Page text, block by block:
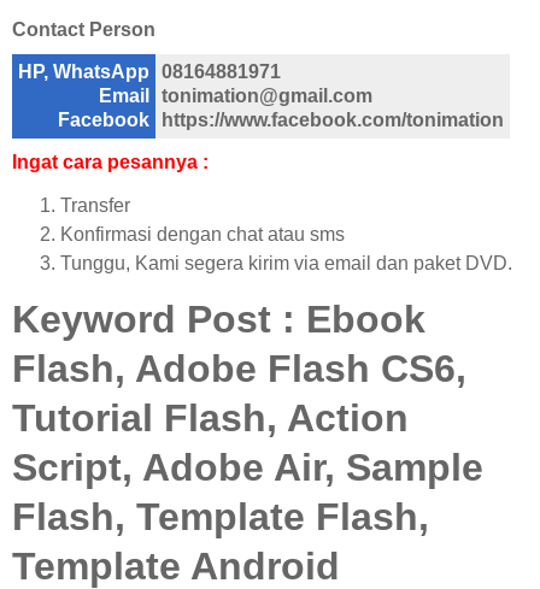
Contact Person
HP, WhatsApp
Email
Facebook
08164881971
tonimation@gmail.com
https://www.facebook.com/tonimation
Ingat cara pesannya :
Transfer
Konfirmasi dengan chat atau sms
Tunggu, Kami segera kirim via email dan paket DVD.
Keyword Post : Ebook
Flash, Adobe Flash CS6,
Tutorial Flash, Action
Script, Adobe Air, Sample
Flash, Template Flash,
Template Android